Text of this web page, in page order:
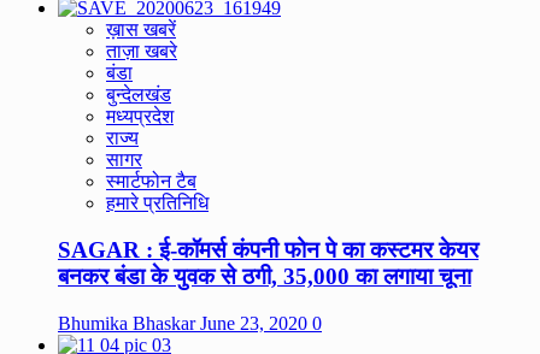
ख़ास खबरें
ताज़ा खबरे
बंडा
बुन्देलखंड
मध्यप्रदेश
राज्य
सागर
स्मार्टफोन टैब
हमारे प्रतिनिधि
SAGAR : ई-कॉमर्स कंपनी फोन पे का कस्टमर केयर
बनकर बंडा के युवक से ठगी, 35,000 का लगाया चूना
Bhumika BhaskarJune 23, 2020 0